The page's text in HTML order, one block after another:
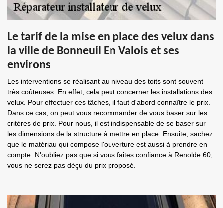
Le tarif de la mise en place des velux dans
la ville de Bonneuil En Valois et ses
environs
Les interventions se réalisant au niveau des toits sont souvent
très coûteuses. En effet, cela peut concerner les installations des
velux. Pour effectuer ces tâches, il faut d'abord connaître le prix.
Dans ce cas, on peut vous recommander de vous baser sur les
critères de prix. Pour nous, il est indispensable de se baser sur
les dimensions de la structure à mettre en place. Ensuite, sachez
que le matériau qui compose l'ouverture est aussi à prendre en
compte. N'oubliez pas que si vous faites confiance à Renolde 60,
vous ne serez pas déçu du prix proposé.